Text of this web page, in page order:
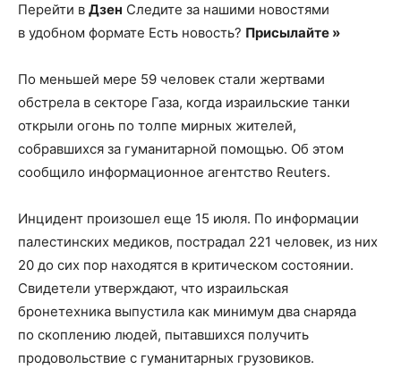
Перейти в Дзен Следите за нашими новостями
в удобном формате Есть новость? Присылайте »
По меньшей мере 59 человек стали жертвами
обстрела в секторе Газа, когда израильские танки
открыли огонь по толпе мирных жителей,
собравшихся за гуманитарной помощью. Об этом
сообщило информационное агентство Reuters.
Инцидент произошел еще 15 июля. По информации
палестинских медиков, пострадал 221 человек, из них
20 до сих пор находятся в критическом состоянии.
Свидетели утверждают, что израильская
бронетехника выпустила как минимум два снаряда
по скоплению людей, пытавшихся получить
продовольствие с гуманитарных грузовиков.